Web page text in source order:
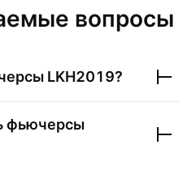
вопросы
LKH2019?
фьючерсы